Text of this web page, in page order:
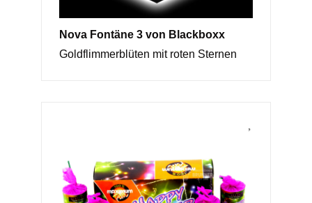
Nova Fontäne 3 von Blackboxx
Goldflimmerblüten mit roten Sternen